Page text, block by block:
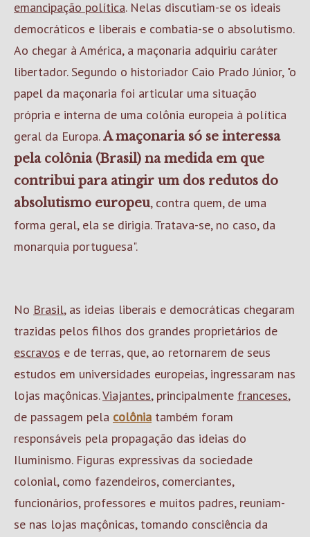
emancipação política. Nelas discutiam-se os ideais
democráticos e liberais e combatia-se o absolutismo.
Ao chegar à América, a maçonaria adquiriu caráter
libertador. Segundo o historiador Caio Prado Júnior, "o
papel da maçonaria foi articular uma situação
própria e interna de uma colônia europeia à política
geral da Europa.A maçonaria só se interessa
pela colônia (Brasil) na medida em que
contribui para atingir um dos redutos do
absolutismo europeu, contra quem, de uma
forma geral, ela se dirigia. Tratava-se, no caso, da
monarquia portuguesa".
No Brasil, as ideias liberais e democráticas chegaram
trazidas pelos filhos dos grandes proprietários de
escravos e de terras, que, ao retornarem de seus
estudos em universidades europeias, ingressaram nas
lojas maçônicas.Viajantes, principalmente franceses,
de passagem pela colônia também foram
responsáveis pela propagação das ideias do
Iluminismo. Figuras expressivas da sociedade
colonial, como fazendeiros, comerciantes,
funcionários, professores e muitos padres, reuniam-
se nas lojas maçônicas, tomando consciência da